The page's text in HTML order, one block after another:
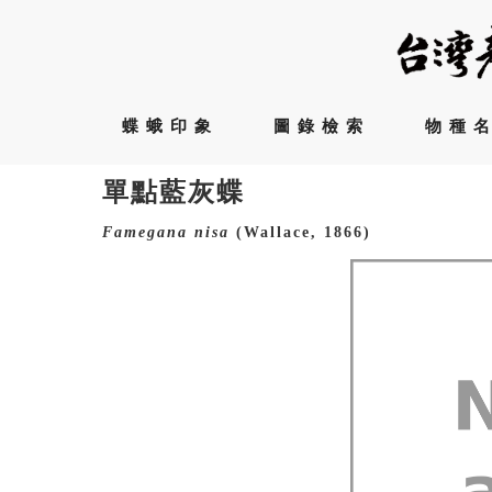
蝶蛾印象 圖錄檢索 物種
單點藍灰蝶
Famegana nisa (Wallace, 1866)